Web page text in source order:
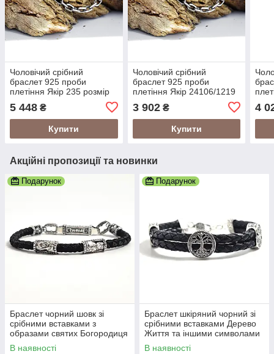
Чоловічий срібний
браслет 925 проби
плетіння Якір 235 розмір
5 448 ₴
Купити
Чоловічий срібний
браслет 925 проби
плетіння Якір 24106/1219
3 902₴
Купити
4
Акційні пропозиції та новинки
Подарунок
Браслет чорний шовк зі
срібними вставками з
образами святих Богородиця
та Спаситель
В наявності
Подарунок
Браслет шкіряний чорний зі
срібними вставками Дерево
Життя та іншими символами
В наявності